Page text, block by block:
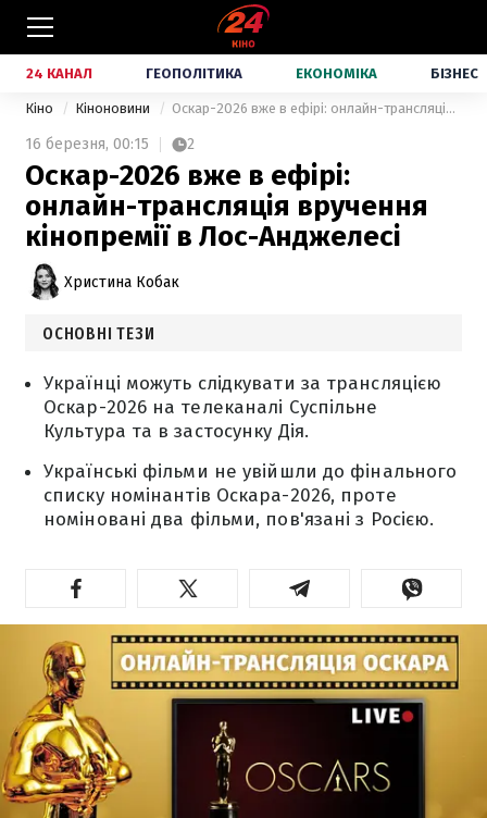
24 КАНАЛ ГЕОПОЛІТИКА ЕКОНОМІКА БІЗНЕС
Кіно Кіноновини Оскар-2026 вже в ефірі: онлайн-трансляція вручення кінопремії в Лос-Анджелесі
16 березня, 00:15 2
Оскар-2026 вже в ефірі:
онлайн-трансляція вручення
кінопремії в Лос-Анджелесі
Христина Кобак
ОСНОВНІ ТЕЗИ
Українці можуть слідкувати за трансляцією
Оскар-2026 на телеканалі Суспільне
Культура та в застосунку Дія.
Українські фільми не увійшли до фінального
списку номінантів Оскара-2026, проте
номіновані два фільми, пов'язані з Росією.